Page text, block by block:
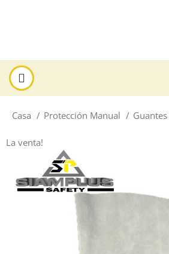
Casa Protección Manual
La venta!